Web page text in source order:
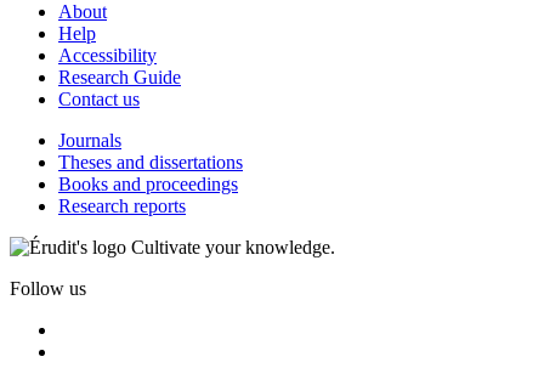
About
Help
Accessibility
Research Guide
Contact us
Journals
Theses and dissertations
Books and proceedings
Research reports
Cultivate your knowledge.
Follow us